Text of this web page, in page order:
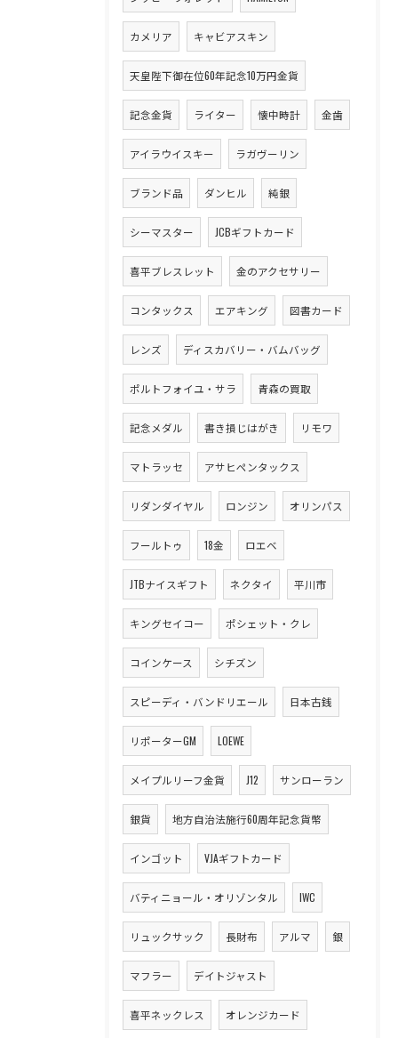
カメリア キャビアスキン
天皇陛下御在位60年記念10万円金貨
記念金貨 ライター 懐中時計 金歯
アイラウイスキー ラガヴーリン
ブランド品 ダンヒル 純銀
シーマスター JCBギフトカード
喜平ブレスレット 金のアクセサリー
コンタックス エアキング 図書カード
レンズ ディスカバリー・バムバッグ
ポルトフォイユ・サラ 青森の買取
記念メダル 書き損じはがき リモワ
マトラッセ アサヒペンタックス
リダンダイヤル ロンジン オリンパス
フールトゥ 18金 ロエベ
JTBナイスギフト ネクタイ 平川市
キングセイコー ポシェット・クレ
コインケース シチズン
スピーディ・バンドリエール 日本古銭
リポーターGM LOEWE
メイプルリーフ金貨 J12 サンローラン
銀貨 地方自治法施行60周年記念貨幣
インゴット VJAギフトカード
バティニョール・オリゾンタル IWC
リュックサック 長財布 アルマ 銀
マフラー デイトジャスト
喜平ネックレス オレンジカード